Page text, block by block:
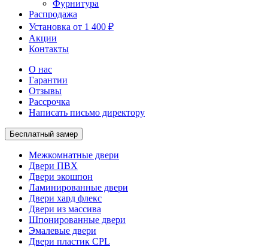
Фурнитура
Распродажа
Установка от 1 400 ₽
Акции
Контакты
О нас
Гарантии
Отзывы
Рассрочка
Написать письмо директору
Бесплатный замер
Межкомнатные двери
Двери ПВХ
Двери экошпон
Ламинированные двери
Двери хард флекс
Двери из массива
Шпонированные двери
Эмалевые двери
Двери пластик CPL